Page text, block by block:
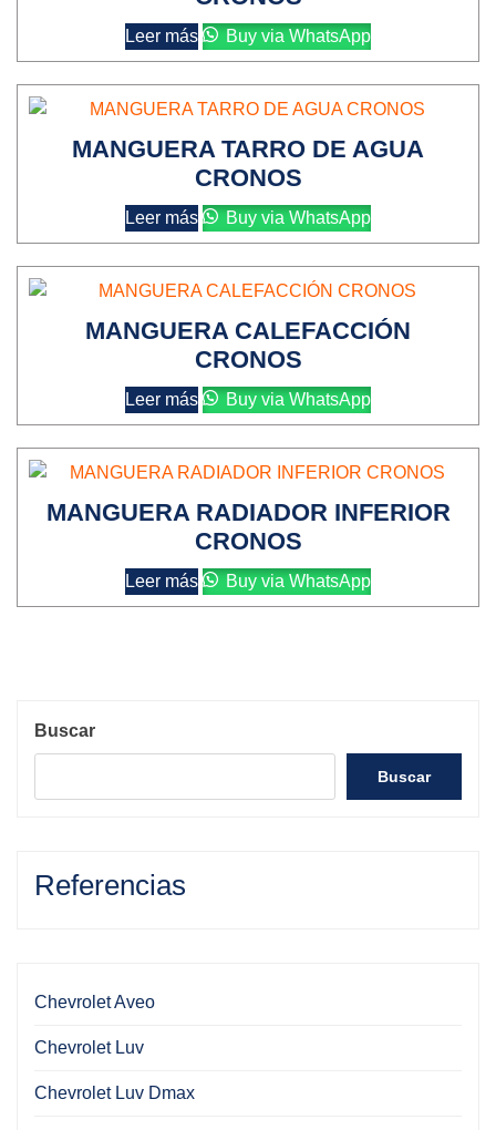
Leer más Buy via WhatsApp
MANGUERA TARRO DE AGUA
CRONOS
Leer más Buy via WhatsApp
MANGUERA CALEFACCIÓN
CRONOS
Leer más Buy via WhatsApp
MANGUERA RADIADOR INFERIOR
CRONOS
Leer más Buy via WhatsApp
Buscar
Buscar
Referencias
Chevrolet Aveo
Chevrolet Luv
Chevrolet Luv Dmax